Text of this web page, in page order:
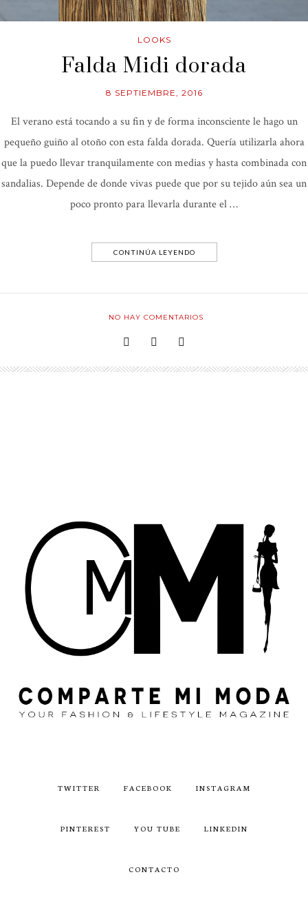
LOOKS
Falda Midi dorada
8 SEPTIEMBRE, 2016
El verano está tocando a su fin y de forma inconsciente le hago un
pequeño guiño al otoño con esta falda dorada. Quería utilizarla ahora
que la puedo llevar tranquilamente con medias y hasta combinada con
sandalias. Depende de donde vivas puede que por su tejido aún sea un
poco pronto para llevarla durante el …
CONTINÚA LEYENDO
NO HAY COMENTARIOS
TWITTER FACEBOOK INSTAGRAM
PINTEREST YOU TUBE LINKEDIN
CONTACTO